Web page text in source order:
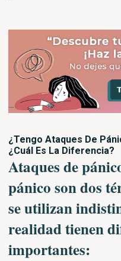
¿Tengo Ataques De
¿Cuál Es La Diferencia?
Ataques de
pánico son dos
se utilizan
realidad tienen
importantes: